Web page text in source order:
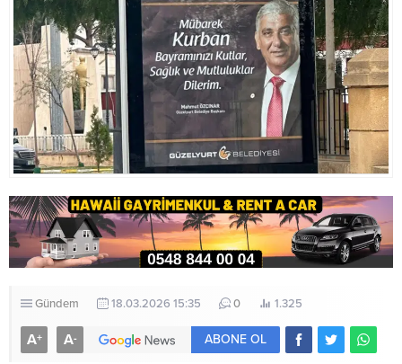
Gündem 18.03.2026 15:35 0 1.325
A+ A- ABONE OL